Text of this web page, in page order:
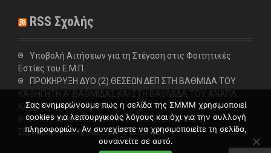
e
r
o
I
e
RSS Σχολής
Υποβολή Αιτήσεων για τη Στέγαση στις Φοιτητικές
Εστίες του Ε.Μ.Π.
ΠΡΟΚΗΡΥΞΗ ΔΥΟ (2) ΘΕΣΕΩΝ ΔΕΠ ΣΤΗ ΒΑΘΜΙΔΑ ΤΟΥ
ΚΑΘΗΓΗΤΗ Α’ ΒΑΘΜΙΔΑΣ ΚΑΙ ΣΤΗ ΒΑΘΜΙΔΑ ΤΟΥ ΑΝΑΠΛ.
ΚΑΘΗΓΗΤΗ ΣΤΗ ΣΧΟΛΗ
ΠΡΟΓΡΑΜΜΑ ΕΠΑΝΑΛΗΠΤΙΚΗΣ ΕΞΕΤΑΣΤΙΚΗΣ
ΣΕΠΤΕΜΒΡΙΟΥ ΑΚΑΔ.ΕΤΟΥΣ 2025-26
Σας ενημερώνουμε πως η σελίδα της ΣΜΜΜ χρησιμοποιεί
cookies για λειτουργικούς λόγους και όχι για την συλλογή
πληροφοριών. Αν συνεχίσετε να χρησιμοποιείτε τη σελίδα,
συναινείτε σε αυτό.